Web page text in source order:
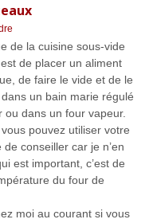
de la cuisine sous-vide
de placer un aliment
de faire le vide et de le
un bain marie régulé
ou dans un four vapeur.
pouvez utiliser votre
conseiller car je n’en
est important, c’est de
du four de
moi au courant si vous